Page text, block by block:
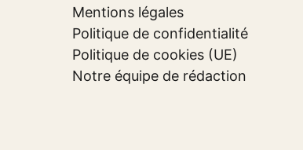
Mentions légales
Politique de confidentialité
Politique de cookies (UE)
Notre équipe de rédaction